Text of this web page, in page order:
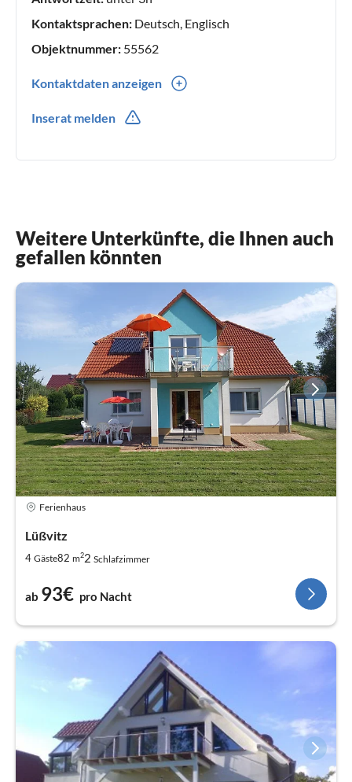
Kontaktsprachen: Deutsch, Englisch
Objektnummer: 55562
Kontaktdaten anzeigen
Inserat melden
Weitere Unterkünfte, die Ihnen auch
gefallen könnten
Ferienhaus
Lüßvitz
4 Gäste82 m22 Schlafzimmer
ab 93€ pro Nacht